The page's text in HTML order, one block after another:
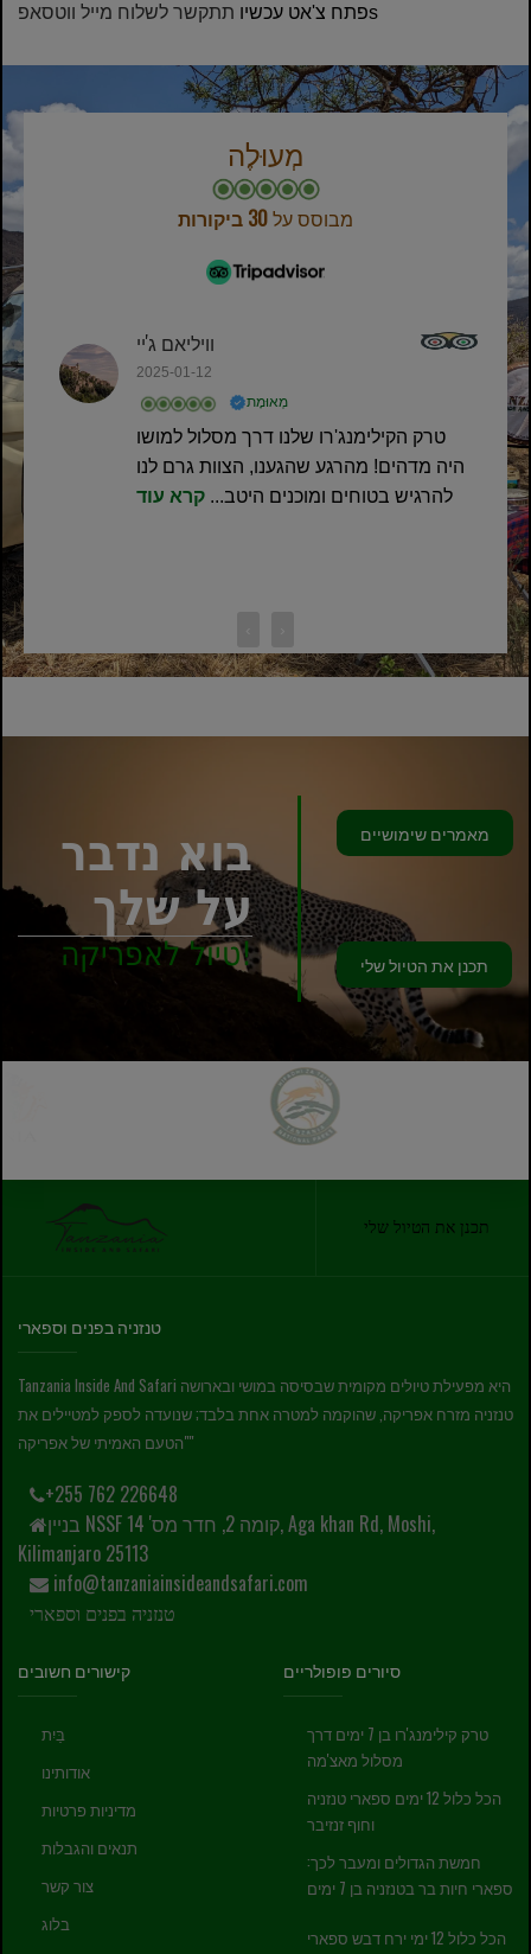
פתח צ'אט עכשיו תתקשר לשלוח מייל ווטסאפ s
מְעוּלֶה
מבוסס על30 ביקורות
וויליאם ג'יי
2025-01-12
מְאוּמָת
טרק הקילימנג'רו שלנו דרך מסלול למושו
היה מדהים! מהרגע שהגענו, הצוות גרם לנו
להרגיש בטוחים ומוכנים היטב... קרא עוד
בוא נדבר
על שלך
טיול לאפריקה!
מאמרים שימושיים
תכנן את הטיול שלי
תכנן את הטיול שלי
טנזניה בפנים וספארי
Tanzania Inside And Safari היא מפעילת טיולים מקומית שבסיסה במושי ובארושה
טנזניה מזרח אפריקה, שהוקמה למטרה אחת בלבד; שנועדה לספק למטיילים את
"הטעם האמיתי של אפריקה"
+255 762 226648
בניין NSSF קומה 2, חדר מס' 14, Aga khan Rd, Moshi,
Kilimanjaro 25113
info@tanzaniainsideandsafari.com
טנזניה בפנים וספארי
קישורים חשובים
בַּיִת
אודותינו
מדיניות פרטיות
תנאים והגבלות
צור קשר
בלוג
סיורים פופולריים
טרק קילימנג'רו בן 7 ימים דרך
מסלול מאצ'מה
הכל כלול 12 ימים ספארי טנזניה
וחוף זנזיבר
חמשת הגדולים ומעבר לכך:
ספארי חיות בר בטנזניה בן 7 ימים
הכל כלול 12 ימי ירח דבש ספארי